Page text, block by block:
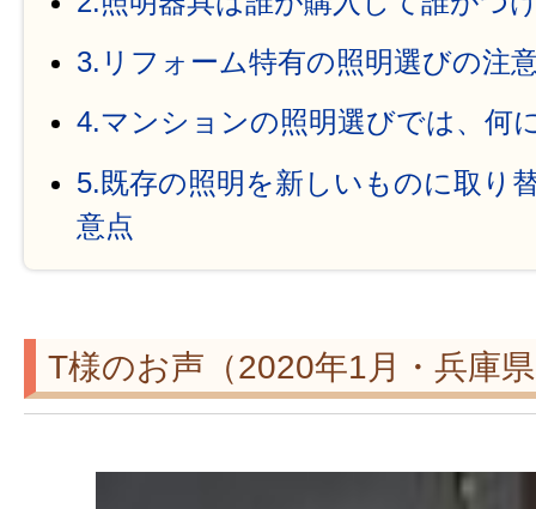
3.リフォーム特有の照明選びの注
4.マンションの照明選びでは、何
5.既存の照明を新しいものに取り
意点
T様のお声（2020年1月・兵庫